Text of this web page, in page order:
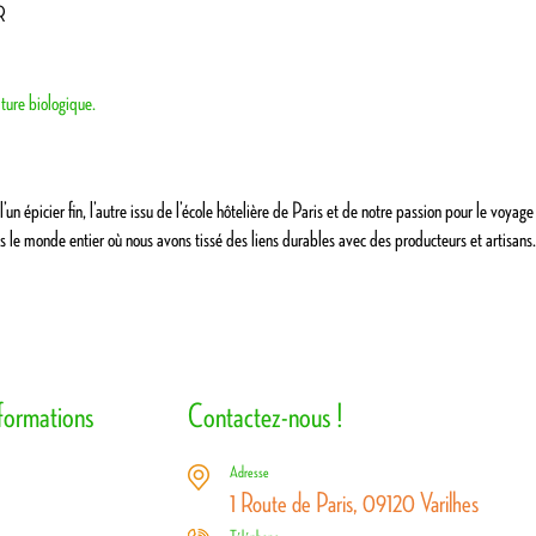
biologique.
épicier fin, l’autre issu de l’école hôtelière de Paris et de notre passion pour le
monde entier où nous avons tissé des liens durables avec des producteurs et artisans.
Contactez-nous !
Adresse
1 Route de Paris, 09120 Varilhes